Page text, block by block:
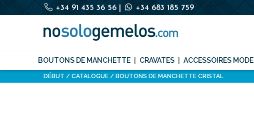
+34 91 435 36 56 +34 683 185 759
BOUTONS DE MANCHETTE CRAVATES ACCESSOIRES MODE
DÉBUT CATALOGUE BOUTONS DE MANCHETTE CRISTAL